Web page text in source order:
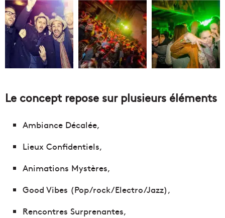
Le concept repose sur plusieurs éléments
Ambiance Décalée,
Lieux Confidentiels,
Animations Mystères,
Good Vibes (Pop/rock/Electro/Jazz),
Rencontres Surprenantes,